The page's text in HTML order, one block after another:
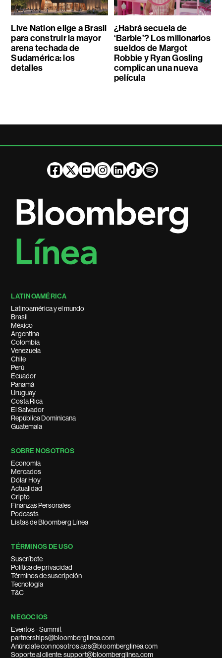
Live Nation elige a Brasil
para construir la mayor
arena techada de
Sudamérica: los
detalles
¿Habrá secuela de
‘Barbie’? Los millonarios
sueldos de Margot
Robbie y Ryan Gosling
complican una nueva
película
LATINOAMÉRICA
Latinoamérica y el mundo
Brasil
México
Argentina
Colombia
Venezuela
Chile
Perú
Ecuador
Panamá
Uruguay
Costa Rica
El Salvador
República Dominicana
Guatemala
SOBRE NOSOTROS
Economía
Mercados
Dólar Hoy
Actualidad
Cripto
Finanzas Personales
Podcasts
Listas de Bloomberg Línea
TÉRMINOS DE USO
Suscríbete
Política de privacidad
Términos de suscripción
Tecnología
T&C
NEGOCIOS
Eventos - Summit
partnerships@bloomberglinea.com
Anúnciate con nosotros ads@bloomberglinea.com
Soporte al cliente: support@bloomberglinea.com